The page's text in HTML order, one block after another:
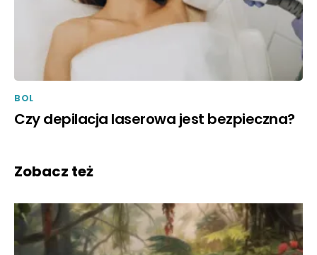
BOL
Czy depilacja laserowa jest bezpieczna?
Zobacz też